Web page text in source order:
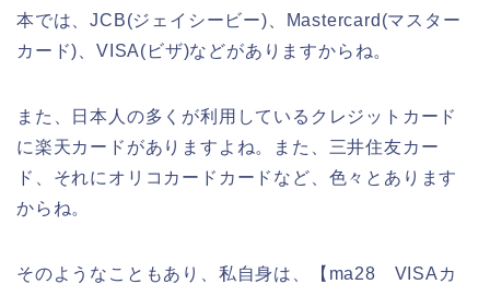
本では、JCB(ジェイシービー)、Mastercard(マスター
カード)、VISA(ビザ)などがありますからね。
また、日本人の多くが利用しているクレジットカード
に楽天カードがありますよね。また、三井住友カー
ド、それにオリコカードカードなど、色々とあります
からね。
そのようなこともあり、私自身は、【ma28 VISAカ